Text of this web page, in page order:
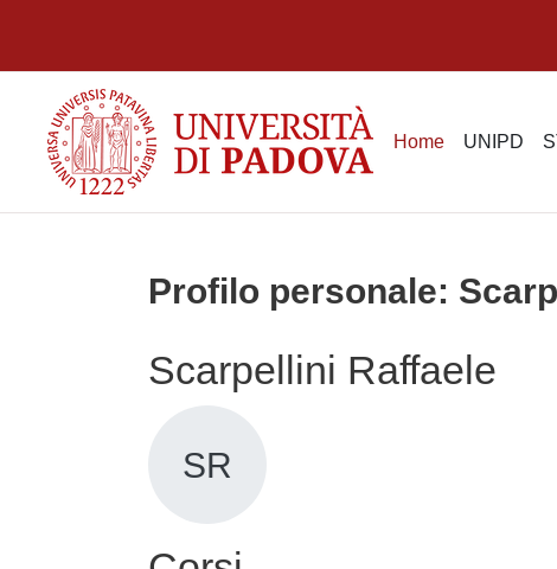
Home UNIPD
Profilo personale:
Scarpellini Raffaele
SR